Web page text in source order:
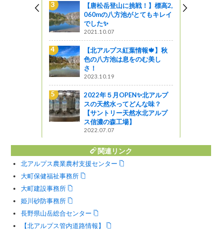
戦！】標高2,
てもキレイ
【唐松岳登山に挑戦！】標高2,
060mの八方池がとてもキレイ
でした✨
2021.10.07
北アルプス地域に「ツキノワ
グマ出没警報」が発出！！！
【湯俣温泉・噴湯丘（の近く
まで）への行き方】（大町市
勤務になって初めて知った、
高瀬渓谷奥にある「噴湯丘」
“近く”まで行ってきました！）
関連リンク
北アルプス農業農村支援センター
大町保健福祉事務所
大町建設事務所
姫川砂防事務所
長野県山岳総合センター
【北アルプス管内道路情報】